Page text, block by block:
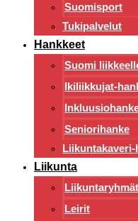
Suomisport
Tukipalvelut
Hankkeet
Suomi
Ikiliikkujat-
Seniorihanke
Liikuntakaveri-
Liikunta
Liikuntaryhmät
Leirit